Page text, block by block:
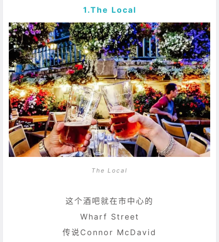
1.The Local
The Local
这个酒吧就在市中心的
Wharf Street
传说Connor McDavid